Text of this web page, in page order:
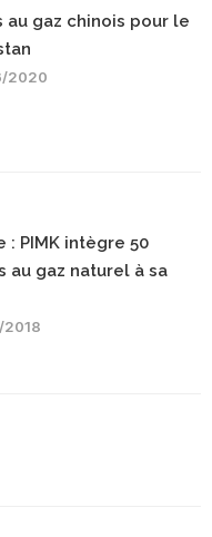
au gaz chinois pour le
2020
: PIMK intègre 50
au gaz naturel à sa
2018